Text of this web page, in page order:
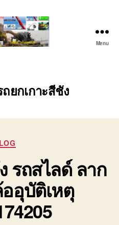
ยก
ของ
ติดต่อ
0640711613,
Menu
ถยกเกาะสีชัง
Categories
รถสไลด์ ลาก
อุบัติเหตุ